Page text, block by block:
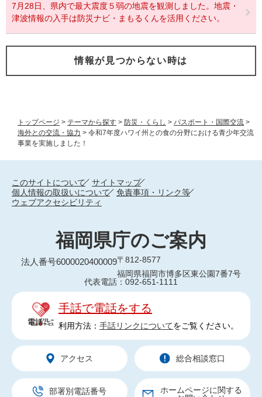
トップページ > テーマから探す > 防災・くらし > パスポート・国際交流 >
海外との交流・協力 > 令和7年度ハワイ州との食の分野における青少年交流
事業を実施しました！
7月28日、県内で最大震度５弱の地震を観測しました。地震・
津波情報の入手は防災ナビ・まもるくんを活用ください。
情報が見つからない時は
このサイトについて
サイトマップ
個人情報の取扱いについて
免責事項・リンク等
ウェブアクセシビリティ
福岡県庁のご案内
法人番号6000020400009〒812-8577
福岡県福岡市博多区東公園7番7号
代表電話：092-651-1111
手話で電話をする
利用方法： 手話リンクについてをご覧ください。
アクセス 総合相談窓口
部署別電話番号
ホームページに関する